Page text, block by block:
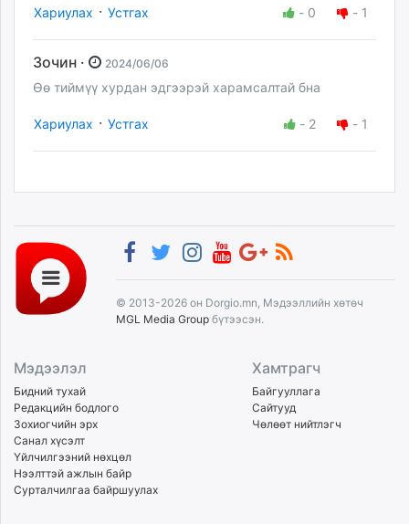
Хариулах · Устгах - 0 - 1
Зочин · 2024/06/06
Өө тиймүү хурдан эдгээрэй харамсалтай бна
Хариулах · Устгах - 2 - 1
© 2013-2026 он Dorgio.mn, Мэдээллийн хөтөч
MGL Media Group бүтээсэн.
Мэдээлэл
Бидний тухай
Редакцийн бодлого
Зохиогчийн эрх
Санал хүсэлт
Үйлчилгээний нөхцөл
Нээлттэй ажлын байр
Сурталчилгаа байршуулах
Хамтрагч
Байгууллага
Сайтууд
Чөлөөт нийтлэгч